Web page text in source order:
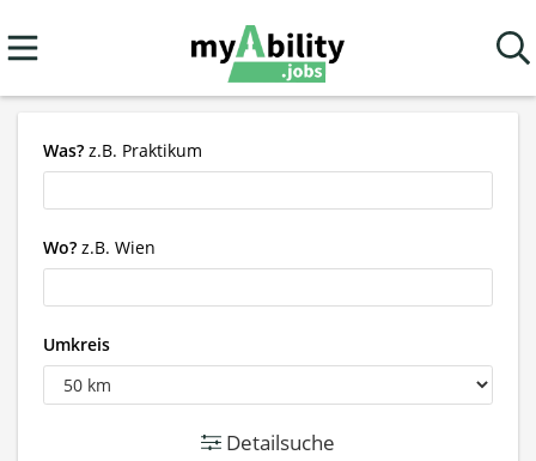
Was? z.B. Praktikum
Wo? z.B. Wien
Umkreis
Detailsuche